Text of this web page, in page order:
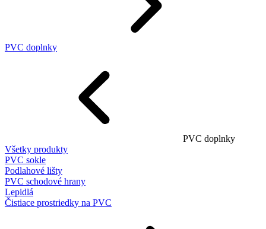
PVC doplnky
PVC doplnky
Všetky produkty
PVC sokle
Podlahové lišty
PVC schodové hrany
Lepidlá
Čistiace prostriedky na PVC